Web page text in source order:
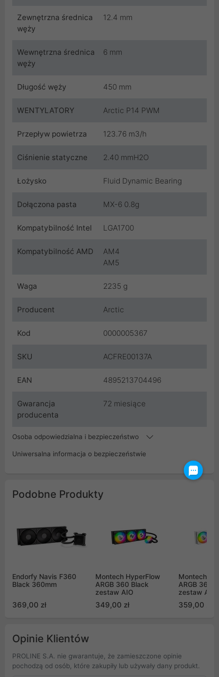
Zewnętrzna średnica
węży
12.4 mm
Wewnętrzna średnica
węży
6 mm
Długość węży 450 mm
WENTYLATORY Arctic P14 PWM
Przepływ powietrza 123.76 m3/h
Ciśnienie statyczne 2.40 mmH2O
Łożysko Fluid Dynamic Bearing
Dołączona pasta MX-6 0.8g
Kompatybilność Intel LGA1700
Kompatybilność AMD
AM4
AM5
Waga 2235 g
Producent Arctic
Kod 0000005367
SKU ACFRE00137A
EAN 4895213704496
Gwarancja
producenta
72 miesiące
Osoba odpowiedzialna i bezpieczeństwo
Uniwersalna informacja o bezpieczeństwie
Podobne Produkty
Endorfy Navis F360
Black 360mm
369,00 zł
Montech HyperFlow
ARGB 360 Black
zestaw AIO
349,00 zł
Montech
ARGB 360
zestaw AIO
359,00 zł
Opinie Klientów
PROLINE S.A. nie gwarantuje, że zamieszczone opinie
pochodzą od osób, które zakupiły lub używały dany produkt.